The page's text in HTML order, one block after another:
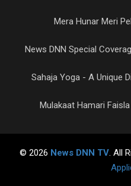
Mera Hunar Meri
News DNN Special
Sahaja Yoga - A Unique
Mulakaat Hamari
© 2026 News DNN TV. All